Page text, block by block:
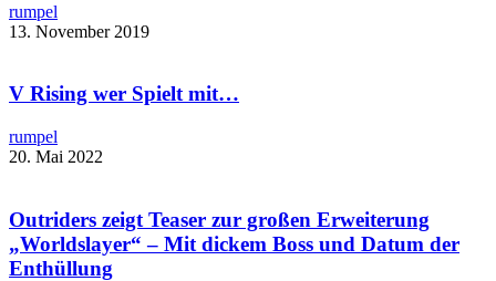
rumpel
13. November 2019
V Rising wer Spielt mit…
rumpel
20. Mai 2022
Outriders zeigt Teaser zur großen Erweiterung
„Worldslayer“ – Mit dickem Boss und Datum der
Enthüllung